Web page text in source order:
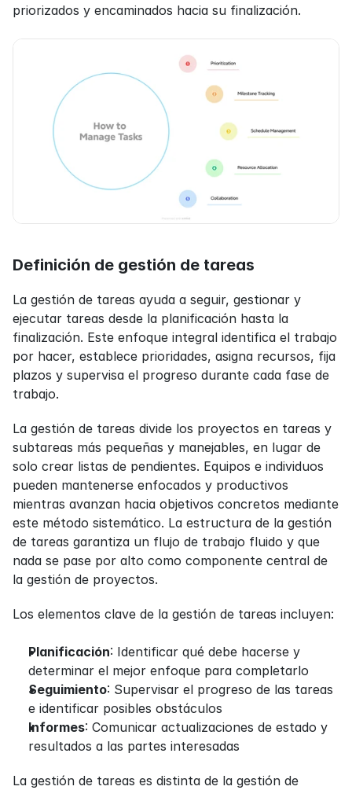
priorizados y encaminados hacia su finalización.
Definición de gestión de tareas
La gestión de tareas ayuda a seguir, gestionar y
ejecutar tareas desde la planificación hasta la
finalización. Este enfoque integral identifica el trabajo
por hacer, establece prioridades, asigna recursos, fija
plazos y supervisa el progreso durante cada fase de
trabajo.
La gestión de tareas divide los proyectos en tareas y
subtareas más pequeñas y manejables, en lugar de
solo crear listas de pendientes. Equipos e individuos
pueden mantenerse enfocados y productivos
mientras avanzan hacia objetivos concretos mediante
este método sistemático. La estructura de la gestión
de tareas garantiza un flujo de trabajo fluido y que
nada se pase por alto como componente central de
la gestión de proyectos.
Los elementos clave de la gestión de tareas incluyen:
Planificación: Identificar qué debe hacerse y
determinar el mejor enfoque para completarlo
Seguimiento: Supervisar el progreso de las tareas
e identificar posibles obstáculos
Informes: Comunicar actualizaciones de estado y
resultados a las partes interesadas
La gestión de tareas es distinta de la gestión de